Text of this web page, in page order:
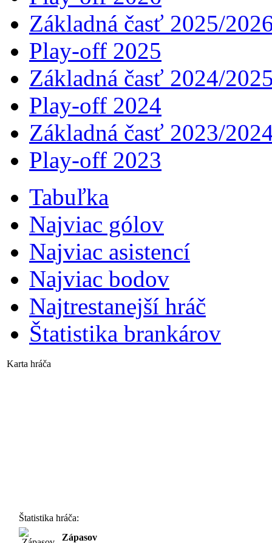
Základná časť 2025/
Play-off 2025
Základná časť 2024/
Play-off 2024
Základná časť 2023/
Play-off 2023
Tabuľka
Najviac gólov
Najviac asistencí­
Najviac bodov
Najtrestanejší hráč
Štatistika brankárov
Karta hráča
Štatistika hráča:
Zápasov